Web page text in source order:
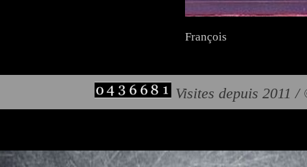
François
Visites depuis 2011